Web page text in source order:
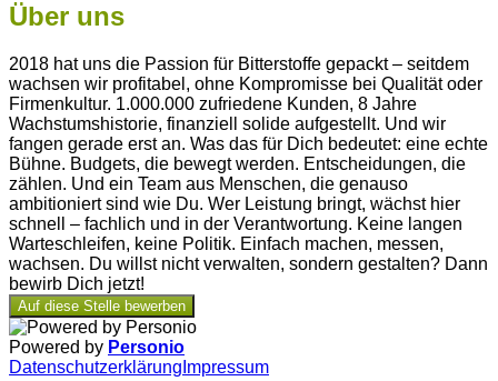
Über uns
2018 hat uns die Passion für Bitterstoffe gepackt – seitdem
wachsen wir profitabel, ohne Kompromisse bei Qualität oder
Firmenkultur. 1.000.000 zufriedene Kunden, 8 Jahre
Wachstumshistorie, finanziell solide aufgestellt. Und wir
fangen gerade erst an. Was das für Dich bedeutet: eine echte
Bühne. Budgets, die bewegt werden. Entscheidungen, die
zählen. Und ein Team aus Menschen, die genauso
ambitioniert sind wie Du. Wer Leistung bringt, wächst hier
schnell – fachlich und in der Verantwortung. Keine langen
Warteschleifen, keine Politik. Einfach machen, messen,
wachsen. Du willst nicht verwalten, sondern gestalten? Dann
bewirb Dich jetzt!
Auf diese Stelle bewerben
Powered by Personio
Datenschutzerklärung Impressum